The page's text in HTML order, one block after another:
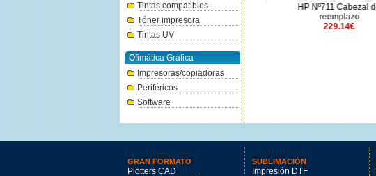
Tintas compatibles
Tóner impresora
Tintas UV
Ofimática Gráfica
Impresoras/copiadoras
Periféricos
Software
HP Nº771C negro foto 775ml.
239.78€
HP Nº711 Cabezal de
reemplazo
229.14€
GRAN FORMATO
Plotters CAD
SUBLIMACIÓN
Impresión DTF